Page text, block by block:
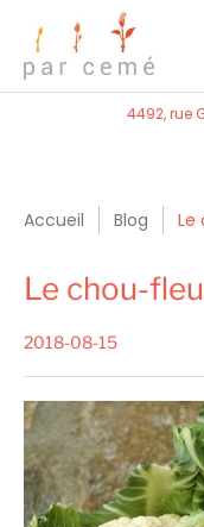
4492, rue
Accueil Blog Le
Le chou-
2018-08-15